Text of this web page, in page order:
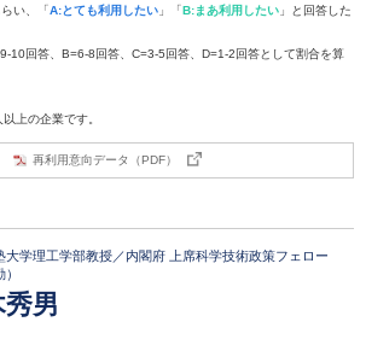
い、「A:とても利用したい 」「B:まあ利用したい 」と回答した
10回答、B=6-8回答、C=3-5回答、D=1-2回答として割合を算
上の企業です。
再利用意向データ（PDF）
大学理工学部教授／内閣府 上席科学技術政策フェロー
男